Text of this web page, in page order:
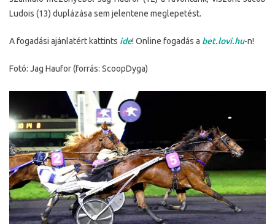
Ludois (13) duplázása sem jelentene meglepetést.
A fogadási ajánlatért kattints ide! Online fogadás a bet.lovi.hu-n!
Fotó: Jag Haufor (forrás: ScoopDyga)